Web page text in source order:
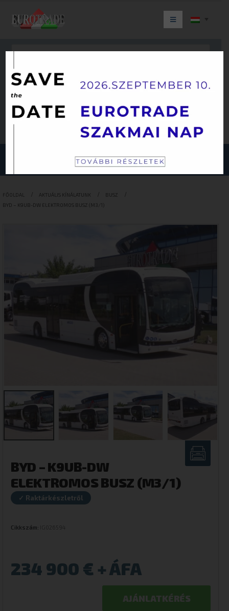
Keresés
JÁRMŰKATEGÓRIÁINK
FŐOLDAL AKTUÁLIS KÍNÁLATUNK
BUSZ
BYD – K9UB-DW ELEKTROMOS BUSZ (M3/1)
BYD – K9UB-DW
ELEKTROMOS BUSZ (M3/1)
✓ Raktárkészletről
Cikkszám:
234 900 €
AJÁNLATKÉRÉS